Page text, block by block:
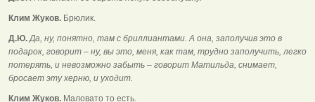
Клим Жуков. Брюлик.
Д.Ю.Да, ну, понятно, там с бриллиантами. А она, заполучив это в
подарок, говорит – ну, вы это, меня, как там, трудно заполучить, легко
потерять, и невозможно забыть – говорит Матильда, снимает,
бросает эту херню, и уходит.
Клим Жуков. Маловато то есть.